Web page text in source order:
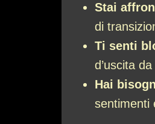
Stai
di
Ti senti
d’uscita
Hai
sentimenti